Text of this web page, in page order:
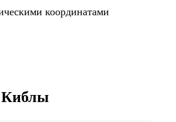
координатами
Киблы